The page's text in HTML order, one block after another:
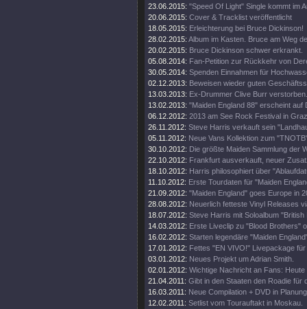
23.06.2015: "Speed Of Light" Single kommt im
20.06.2015: Cover & Tracklist veröffentlicht
18.05.2015: Erleichterung bei Bruce Dickinson!
28.02.2015: Album im Kasten. Bruce am Weg
20.02.2015: Bruce Dickinson schwer erkrankt.
05.08.2014: Fan-Petition zur Rückkehr von
30.05.2014: Spenden Einnahmen für
02.12.2013: Beweisen wieder guten
13.03.2013: Ex-Drummer Clive Burr verstorben.
13.02.2013: "Maiden England 88" erscheint auf
06.12.2012: 2013 am See Rock Festival in Graz
26.11.2012: Steve Harris verkauft sein
05.11.2012: Neue Vans Kollektion zum
30.10.2012: Die größte Maiden Sammlung der
22.10.2012: Frankfurt ausverkauft, neuer
18.10.2012: Harris philosophiert über
11.10.2012: Erste Tourdaten für "Maiden
21.09.2012: "Maiden England" goes Europe in
28.08.2012: Neuerlich fetteste Vinyl Releases
18.07.2012: Steve Harris mit Soloalbum "British
14.03.2012: Erste Liveclip zu "Blood Brothers"
16.02.2012: Starten legendäre "Maiden
17.01.2012: Fettes "EN VIVO!" Livepackage
03.01.2012: Neues Projekt um Adrian Smith.
02.01.2012: Wichtige Nachricht an Fans: Heute
21.04.2011: Gibt in den Staaten den Roadie für
16.03.2011: Neue Compilation + DVD in
12.02.2011: Setlist vom Tourauftakt in Moskau.